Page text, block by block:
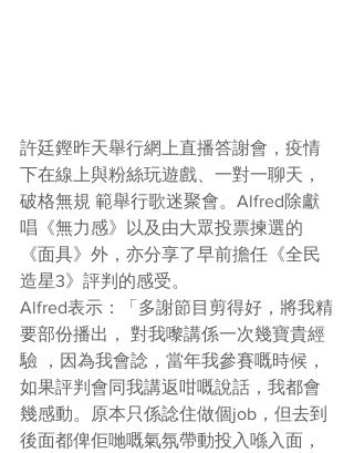
許廷鏗昨天舉行網上直播答謝會，疫情
下在線上與粉絲玩遊戲、一對一聊天，
破格無規 範舉行歌迷聚會。Alfred除獻
唱《無力感》以及由大眾投票揀選的
《面具》外，亦分享了早前擔任《全民
造星3》評判的感受。
Alfred表示：「多謝節目剪得好，將我精
要部份播出， 對我嚟講係一次幾寶貴經
驗 ，因為我會諗，當年我參賽嘅時候，
如果評判會同我講返咁嘅說話，我都會
幾感動。原本只係諗住做個job，但去到
後面都俾佢哋嘅氣氛帶動投入喺入面，